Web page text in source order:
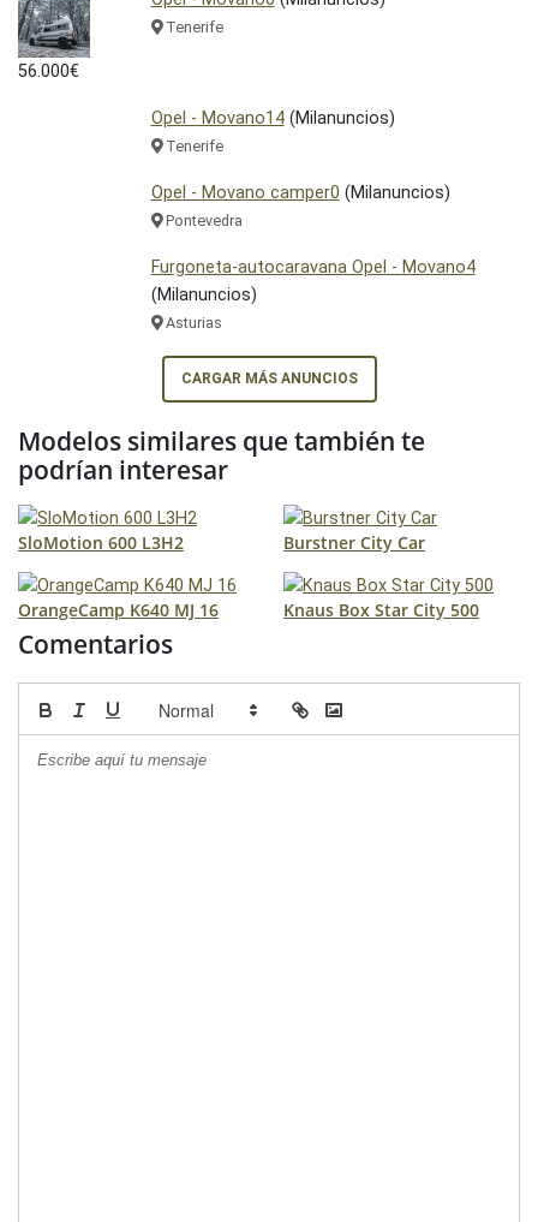
56.000€
Tenerife
Opel - Movano14(Milanuncios)
Tenerife
Opel - Movano camper0 (Milanuncios)
Pontevedra
Furgoneta-autocaravana Opel - Movano4
(Milanuncios)
Asturias
CARGAR MÁS ANUNCIOS
Modelos similares que también te
podrían interesar
SloMotion 600 L3H2 Burstner City Car
OrangeCamp K640 MJ 16 Knaus Box Star City 500
Comentarios